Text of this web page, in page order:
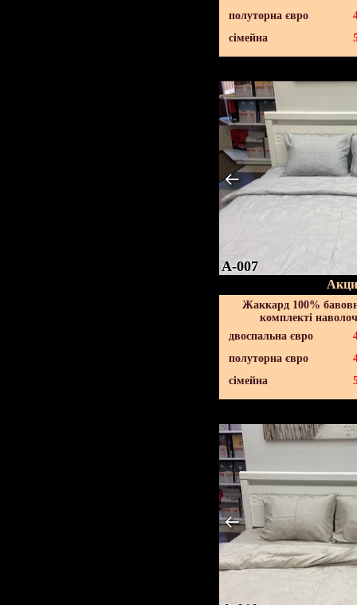
полуторна євро
сімейна
A-007
Жаккард 100%
комплекті
двоспальна євро
полуторна євро
сімейна